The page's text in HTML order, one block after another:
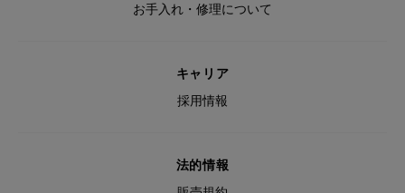
お手入れ・修理について
キャリア
採用情報
法的情報